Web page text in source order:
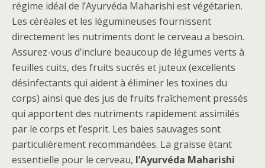
régime idéal de l’Ayurvéda Maharishi est végétarien.
Les céréales et les légumineuses fournissent
directement les nutriments dont le cerveau a besoin.
Assurez-vous d’inclure beaucoup de légumes verts à
feuilles cuits, des fruits sucrés et juteux (excellents
désinfectants qui aident à éliminer les toxines du
corps) ainsi que des jus de fruits fraîchement pressés
qui apportent des nutriments rapidement assimilés
par le corps et l’esprit. Les baies sauvages sont
particulièrement recommandées. La graisse étant
essentielle pour le cerveau, l’Ayurvéda Maharishi